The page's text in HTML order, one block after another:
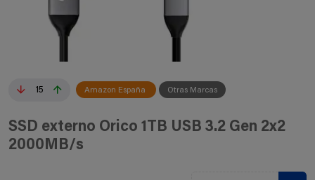
15 Amazon España Otras Marcas
SSD externo Orico 1TB USB 3.2 Gen 2x2
2000MB/s